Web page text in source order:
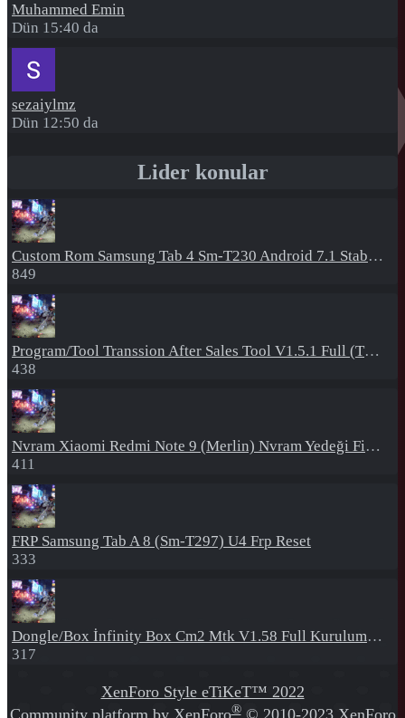
Muhammed Emin
Dün 15:40 da
sezaiylmz
Dün 12:50 da
Lider konular
Custom Rom Samsung Tab 4 Sm-T230 Android 7.1 Stabil Eba Destekli Yazılım
849
Program/Tool Transsion After Sales Tool V1.5.1 Full (Tüm Mtk Işlemcili Cihazları Meta Moda Alma)
438
Nvram Xiaomi Redmi Note 9 (Merlin) Nvram Yedeği Fix Nv By Dft Pro
411
FRP Samsung Tab A 8 (Sm-T297) U4 Frp Reset
333
Dongle/Box İnfinity Box Cm2 Mtk V1.58 Full Kurulum+Crack
317
XenForo Style eTiKeT™ 2022
®